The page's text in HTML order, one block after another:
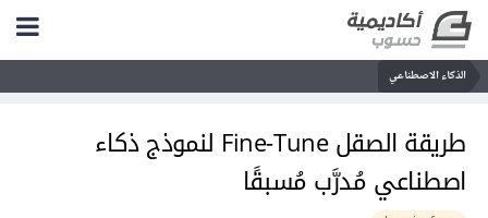
الذكاء الاصطناعي
طريقة الصقل Fine-Tune لنموذج ذكاء
اصطناعي مُدرَّب مُسبقًا